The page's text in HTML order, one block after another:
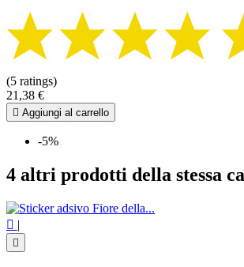
(5 ratings)
21,38 €
 Aggiungi al carrello
-5%
4 altri prodotti della stessa
 |
